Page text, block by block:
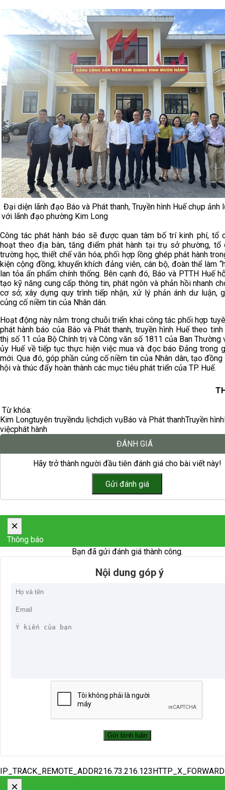
Đại diện lãnh đạo Báo và Phát thanh, Truyền hình Huế chụp ảnh
với lãnh đạo phường Kim Long
Công tác phát hành báo sẽ được quan tâm bố trí kinh phí, tổ
hoạt theo địa bàn, tăng điểm phát hành tại trụ sở phường, tổ
trường học, thiết chế văn hóa; phối hợp lồng ghép phát hành
kiện cộng đồng; khuyến khích đảng viên, cán bộ, đoàn thể làm
lan tỏa ấn phẩm chính thống. Bên cạnh đó, Báo và PTTH Huế
tạo kỹ năng cung cấp thông tin, phát ngôn và phản hồi nhanh
cơ sở; xây dựng quy trình tiếp nhận, xử lý phản ánh dư luận,
củng cố niềm tin của Nhân dân.
Hoạt động này nằm trong chuỗi triển khai công tác phối hợp
phát hành báo của Báo và Phát thanh, truyền hình Huế theo
thị số 11 của Bộ Chính trị và Công văn số 1811 của Ban Thường
ủy Huế về tiếp tục thực hiện việc mua và đọc báo Đảng trong
mới. Qua đó, góp phần củng cố niềm tin của Nhân dân, tạo đồng
hội và thúc đẩy hoàn thành các mục tiêu phát triển của TP. Huế.
Từ khóa:
Kim Longtuyên truyềndu lịchdịch vụBáo và Phát thanhTruyền hình
việcphát hành
ĐÁNH GIÁ
Hãy trở thành người đầu tiên đánh giá cho bài viết này!
×
Thông báo
Bạn đã gửi đánh giá thành công.
Nội dung góp ý
×